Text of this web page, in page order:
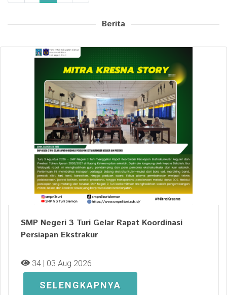
Berita
SMP Negeri 3 Turi Gelar Rapat Koordinasi
Persiapan Ekstrakur
34 | 03 Aug 2026
SELENGKAPNYA